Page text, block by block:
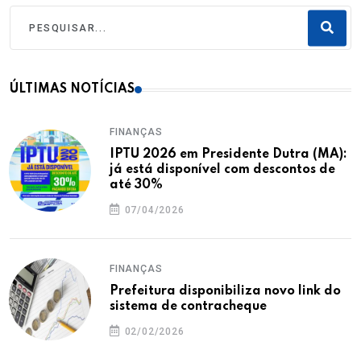
ÚLTIMAS NOTÍCIAS
FINANÇAS
IPTU 2026 em Presidente Dutra (MA):
já está disponível com descontos de
até 30%
07/04/2026
FINANÇAS
Prefeitura disponibiliza novo link do
sistema de contracheque
02/02/2026